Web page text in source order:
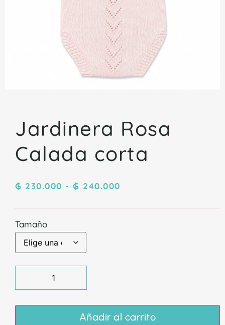
Jardinera Rosa
Calada corta
₲ 230.000 - ₲ 240.000
Tamaño
Añadir al carrito